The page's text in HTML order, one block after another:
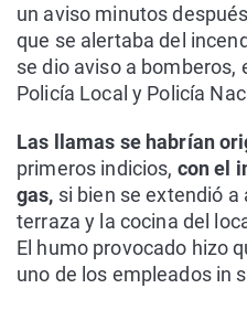
un aviso minutos
que se alertaba del
se dio aviso a bomberos,
Policía Local y Policía
Las llamas se habrían
primeros indicios, con el
gas, si bien se extendió
terraza y la cocina del
El humo provocado hizo
uno de los empleados in